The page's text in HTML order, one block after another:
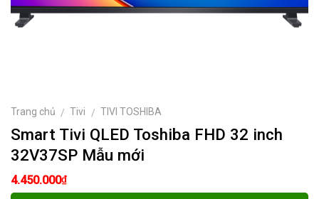
Trang chủ / Tivi / TIVI TOSHIBA
Smart Tivi QLED Toshiba FHD 32 inch
32V37SP Mẫu mới
4.450.000₫